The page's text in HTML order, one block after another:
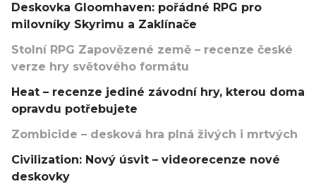
Deskovka Gloomhaven: pořádné RPG pro
milovníky Skyrimu a Zaklínače
Stolní RPG Zapovězené země – recenze české
verze hry světového formátu
Heat – recenze jediné závodní hry, kterou doma
opravdu potřebujete
Zombicide – desková hra plná živých i mrtvých
Civilization: Nový úsvit – videorecenze nové
deskovky